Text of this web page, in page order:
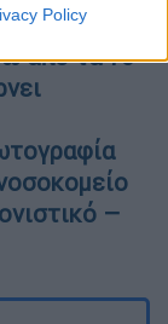
Policy
από τα 70
–